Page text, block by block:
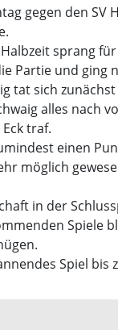
gegen den
sprang
Partie und ging
tat sich
alles nach
traf.
einen
möglich
in der
Spiele
Spiel